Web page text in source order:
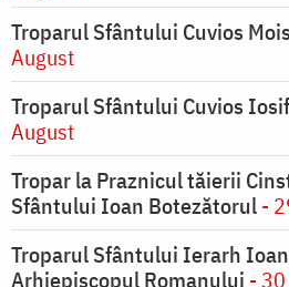
Troparul Sfântului Cuvios
August
Troparul Sfântului Cuvios
August
Tropar la Praznicul tăierii
Sfântului Ioan Botezătorul-
Troparul Sfântului Ierarh Ioan
Arhiepiscopul Romanului -